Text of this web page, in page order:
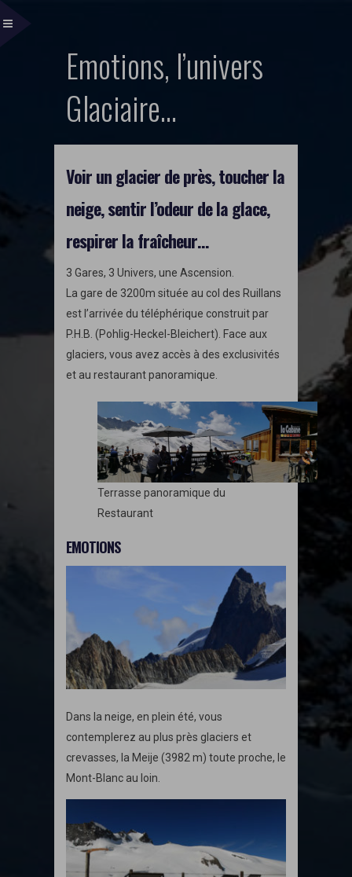
Emotions, l’univers
Glaciaire…
Voir un glacier de près, toucher la
neige, sentir l’odeur de la glace,
respirer la fraîcheur…
3 Gares, 3 Univers, une Ascension.
La gare de 3200m située au col des Ruillans
est l’arrivée du téléphérique construit par
P.H.B. (Pohlig-Heckel-Bleichert). Face aux
glaciers, vous avez accès à des exclusivités
et au restaurant panoramique.
Terrasse panoramique du
Restaurant
EMOTIONS
Dans la neige, en plein été, vous
contemplerez au plus près glaciers et
crevasses, la Meije (3982 m) toute proche, le
Mont-Blanc au loin.